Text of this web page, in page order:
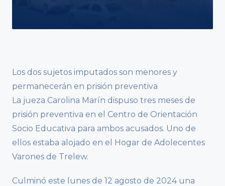
Los dos sujetos imputados son menores y
permanecerán en prisión preventiva
La jueza Carolina Marín dispuso tres meses de
prisión preventiva en el Centro de Orientación
Socio Educativa para ambos acusados. Uno de
ellos estaba alojado en el Hogar de Adolecentes
Varones de Trelew.
Culminó este lunes de 12 agosto de 2024 una